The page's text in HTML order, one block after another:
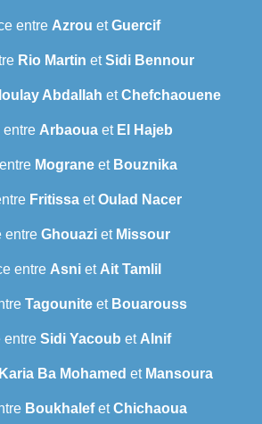
entre Azrou etGuercif
Rio Martin etSidi Bennour
Abdallah etChefchaouene
entre Arbaouaet El Hajeb
Mograneet Bouznika
Fritissa etOulad Nacer
entre Ghouazi et Missour
entre Asni et Ait Tamlil
Tagouniteet Bouarouss
entre Sidi Yacoub et Alnif
Karia Ba Mohamed et Mansoura
BoukhalefetChichaoua